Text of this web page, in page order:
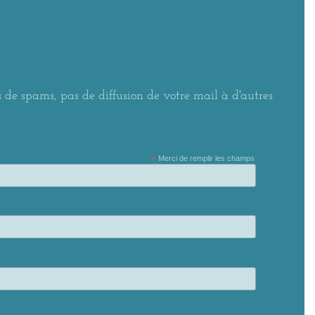
de spams, pas de diffusion de votre mail à d'autres
* Merci de remplir les champs